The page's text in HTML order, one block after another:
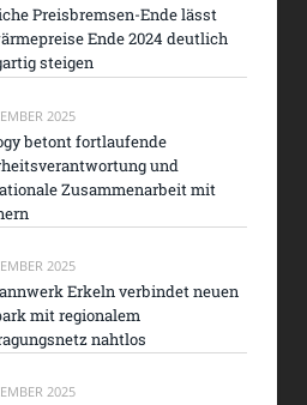
Preisbremsen-Ende lässt
Ende 2024 deutlich
steigen
2025
betont fortlaufende
und
Zusammenarbeit mit
2025
Erkeln verbindet neuen
mit regionalem
nahtlos
2025